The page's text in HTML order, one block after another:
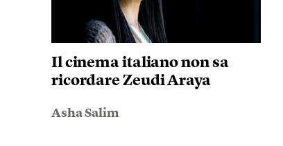
Il cinema italiano non sa
ricordare Zeudi Araya
Asha Salim